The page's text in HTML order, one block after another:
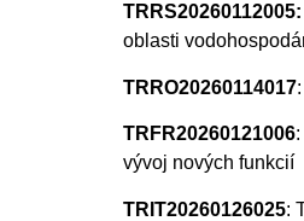
TRRS20260112005:
oblasti
TRRO20260114017
TRFR20260121006
vývoj nových funkcií
TRIT20260126025: